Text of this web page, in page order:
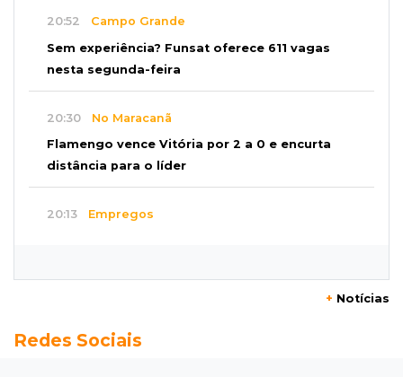
20:52 Campo Grande
Sem experiência? Funsat oferece 611 vagas
nesta segunda-feira
20:30 No Maracanã
Flamengo vence Vitória por 2 a 0 e encurta
distância para o líder
20:13 Empregos
Vigia é amarrado durante roubo de carro e
+ Notícias
Redes Sociais